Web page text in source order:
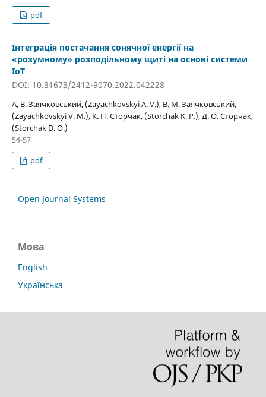
pdf
Інтеграція постачання сонячної енергії на
«розумному» розподільному щиті на основі системи
IoT
DOI: 10.31673/2412-9070.2022.042228
А, В. Заячковський, (Zayachkovskyi A. V.), В. М. Заячковський,
(Zayachkovskyi V. M.), К. П. Сторчак, (Storchak K. P.), Д. О. Сторчак,
(Storchak D. O.)
54-57
pdf
Open Journal Systems
Мова
English
Українська